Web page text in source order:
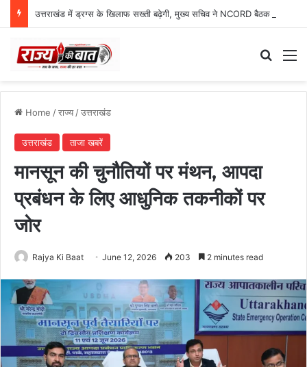
Home /राज्य/उत्तराखंड
उत्तराखंड ताजा खबरें
मानसून की चुनौतियों पर मंथन, आपदा
प्रबंधन के लिए आधुनिक तकनीकों पर
जोर
Rajya Ki Baat June 12, 2026 203 2 minutes read